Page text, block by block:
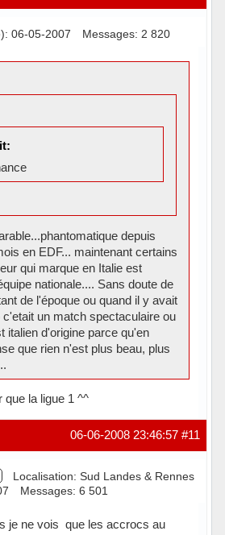
06-05-2007 Messages: 2 820
depuis
en EDF... maintenant certains
qui marque en Italie est
nationale.... Sans doute de
de l'époque ou quand il y avait
un match spectaculaire ou
italien d'origine parce qu'en
que rien n'est plus beau, plus
que la ligue 1 ^^
#11
06-06-2008 23:46:57
Localisation: Sud Landes & Rennes
Messages: 6 501
je ne vois que les accrocs au